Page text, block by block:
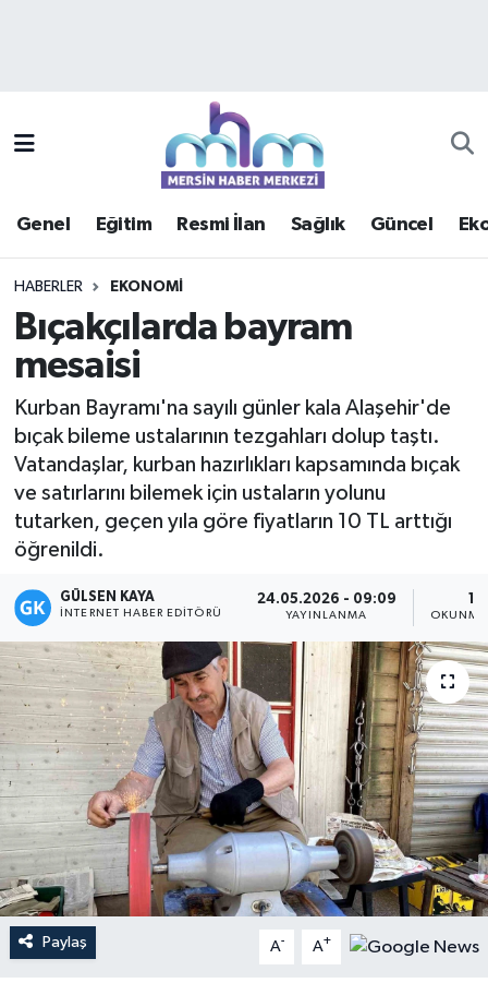
Genel Eğitim Resmi İlan Sağlık Güncel
HABERLER EKONOMI
Bıçakçılarda bayram
mesaisi
Kurban Bayramı'na sayılı günler kala Alaşehir'de
bıçak bileme ustalarının tezgahları dolup taştı.
Vatandaşlar, kurban hazırlıkları kapsamında bıçak
ve satırlarını bilemek için ustaların yolunu
tutarken, geçen yıla göre fiyatların 10 TL arttığı
öğrenildi.
GÜLSEN KAYA
İNTERNET HABER EDITÖRÜ
24.05.2026 - 09:09
YAYINLANMA
Paylaş A- A+
Güncel
Haberde insan
Kültür - Sanat
Magazin
Mersin Tarihi
Özel Haber
Politika
Resmi İlan
Sağlık
Spor
Mersin Trafik Yoğunluk Haritası
Süper Lig Puan Durumu ve Fikstür
Haber Arşivi